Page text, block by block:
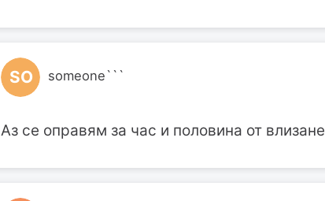
SO someone```
Аз се оправям за час и половина от